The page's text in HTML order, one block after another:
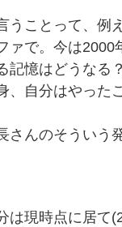
うことって、例
ァで。今は2000
記憶はどうなる
、自分はやった
さんのそういう
は現時点に居て